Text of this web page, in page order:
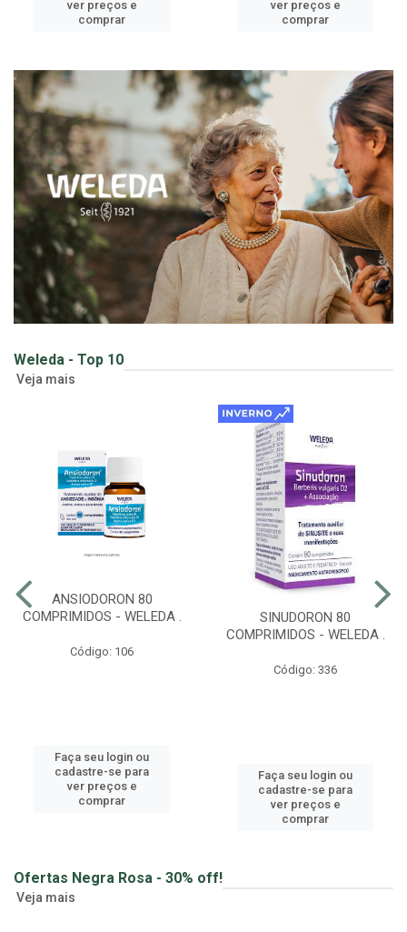
ver preços e
comprar
ver preços e
comprar
Weleda - Top 10
Veja mais
ANSIODORON 80
COMPRIMIDOS - WELEDA .
Código: 106
Faça seu login ou
cadastre-se para
ver preços e
comprar
SINUDORON 80
COMPRIMIDOS - WELEDA .
Código: 336
Faça seu login ou
cadastre-se para
ver preços e
comprar
Ofertas Negra Rosa - 30% off!
Veja mais